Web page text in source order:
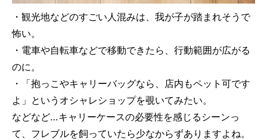
・観光地などのすごい人混みは、我が子が踏まれそうで
怖い。
・電車や自転車などで移動できたら、行動範囲が広がる
のに。
・「抱っこやキャリーバッグなら、店内もペット可です
よ」というオシャレショップを覗いてみたい。
などなど…キャリーケースの必要性を感じるシーンっ
て、フレブルを飼っていたら少なからずありますよね。